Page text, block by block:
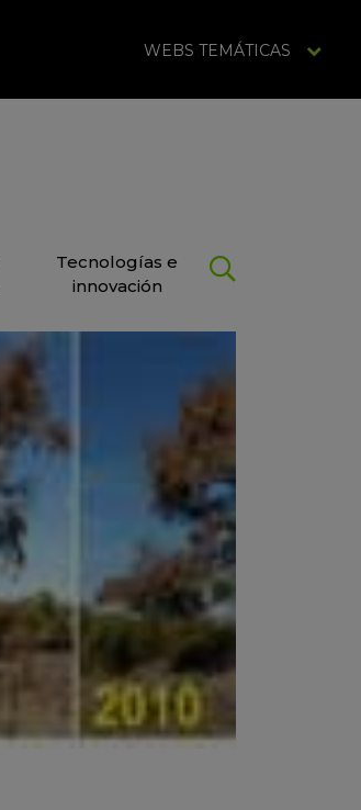
WEBS TEMÁTICAS
Tecnologías e
innovación